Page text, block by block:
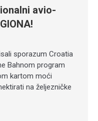
avio-
sporazum Croatia
Bahnom program
kartom moći
na željezničke